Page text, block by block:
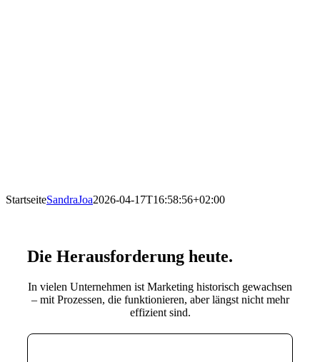
StartseiteSandraJoa2026-04-17T16:58:56+02:00
Die Herausforderung heute.
In vielen Unternehmen ist Marketing historisch gewachsen
– mit Prozessen, die funktionieren, aber längst nicht mehr
effizient sind.